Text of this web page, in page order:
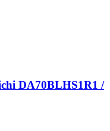
DA70BLHS1R1 /